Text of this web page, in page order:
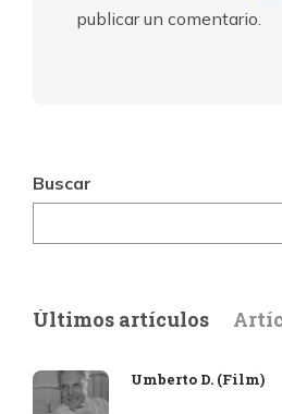
publicar un comentario.
Buscar
Últimos artículos
Umberto D. (Film)